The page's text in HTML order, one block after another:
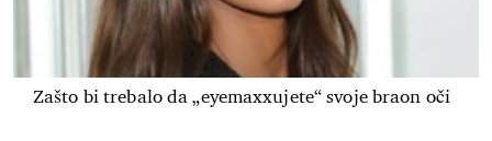
Zašto bi trebalo da „eyemaxxujete“ svoje braon oči